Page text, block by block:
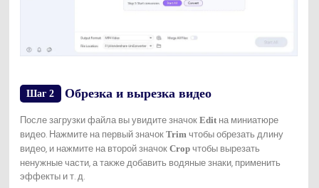
Шаг 2 Обрезка и вырезка видео
После загрузки файла вы увидите значок Editна миниатюре
видео. Нажмите на первый значок Trimчтобы обрезать длину
видео, и нажмите на второй значок Cropчтобы вырезать
ненужные части, а также добавить водяные знаки, применить
эффекты и т. д.